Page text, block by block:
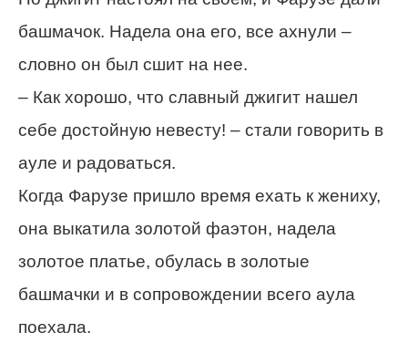
башмачок. Надела она его, все ахнули –
словно он был сшит на нее.
– Как хорошо, что славный джигит нашел
себе достойную невесту! – стали говорить в
ауле и радоваться.
Когда Фарузе пришло время ехать к жениху,
она выкатила золотой фаэтон, надела
золотое платье, обулась в золотые
башмачки и в сопровождении всего аула
поехала.